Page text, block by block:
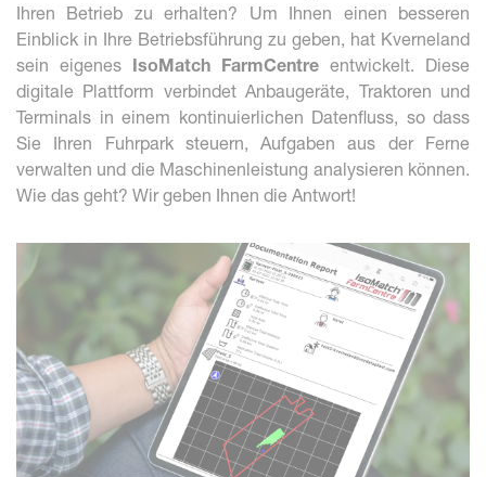
Ihren Betrieb zu erhalten? Um Ihnen einen besseren
Einblick in Ihre Betriebsführung zu geben, hat Kverneland
sein eigenes IsoMatch FarmCentre entwickelt. Diese
digitale Plattform verbindet Anbaugeräte, Traktoren und
Terminals in einem kontinuierlichen Datenfluss, so dass
Sie Ihren Fuhrpark steuern, Aufgaben aus der Ferne
verwalten und die Maschinenleistung analysieren können.
Wie das geht? Wir geben Ihnen die Antwort!